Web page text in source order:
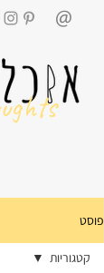
פוסט
קטגוריות